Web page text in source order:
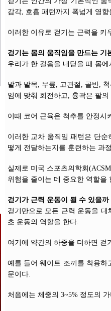
감각, 호흡 패턴까지 폭넓게 영
이러한 이유로 걷기는 근력을 키
걷기는 몸의 움직임을 만드는 기
우리가 한 걸음을 내딛을 때 몸
발과 발목, 무릎, 고관절, 골반,
임에 맞춰 회전하고, 흉곽은 팔
이때 코어 근육은 척추를 안정시
이러한 교차 움직임 패턴은 단
떻게 전달하는지를 훈련하는 과
실제로 미국 스포츠의학회
위험을 줄이는 데 중요한 역할을
걷기가 근력 운동이 될 수 있을까
걷기만으로 모든 근력 운동을
초 운동의 역할을 한다.
여기에 약간의 하중을 더하면 걷
예를 들어 웨이트 조끼를 착용하
문이다.
처음에는 체중의 3~5% 정도의